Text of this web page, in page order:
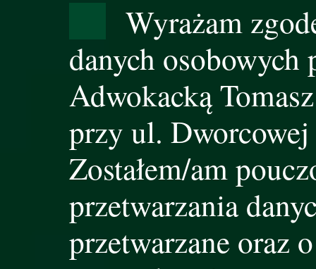
Wyrażam
danych osobowych
Adwokacką
przy ul.
Zostałem/am
przetwarzania
przetwarzane oraz